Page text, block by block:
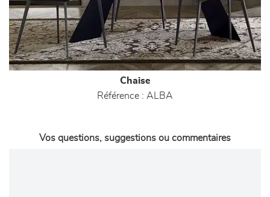
Chaise
Référence : ALBA
Vos questions, suggestions ou commentaires